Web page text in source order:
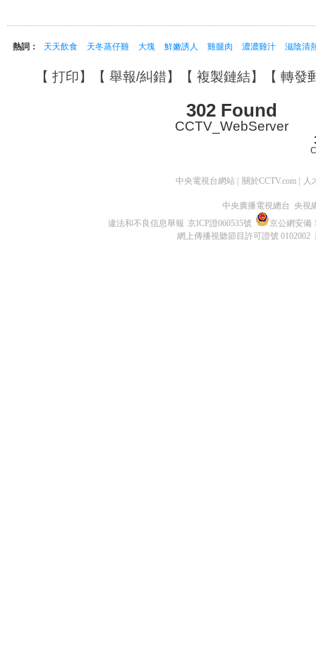
熱詞： 天天飲食 天冬蒸仔雞 大塊 鮮嫩誘人 雞腿肉 濃濃雞汁 滋陰清
【 打印】【 舉報/糾錯】【 複製鏈結】【 轉發
302 Found
CCTV_WebServer
中央電視台網站 關於CCTV.com 人
中央廣播電視總台 央視
違法和不良信息舉報 京ICP證060535號
京公網安備
網上傳播視聽節目許可證號 0102002